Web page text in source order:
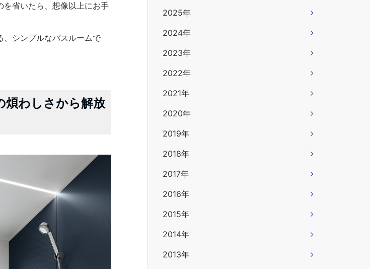
を省いたら、想像以上にお手
、シンプルなバスルームで
煩わしさから解放
2025年
2024年
2023年
2022年
2021年
2020年
2019年
2018年
2017年
2016年
2015年
2014年
2013年